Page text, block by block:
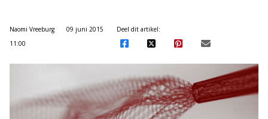
Naomi Vreeburg
09 juni 2015
11:00
Deel dit artikel: